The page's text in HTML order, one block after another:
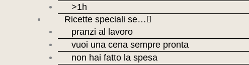
>1h
Ricette speciali se…
pranzi al lavoro
vuoi una cena sempre pronta
non hai fatto la spesa